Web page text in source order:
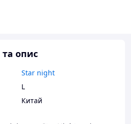
опис
Star night
L
Китай